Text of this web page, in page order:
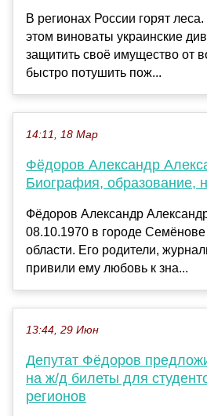
В регионах России горят
этом виноваты украинские
защитить своё имущество от
быстро потушить пож...
14:11, 18 Мар
Фёдоров Александр
Биография, образование,
Фёдоров Александр
08.10.1970 в городе
области. Его родители,
привили ему любовь к зна...
13:44, 29 Июн
Депутат Фёдоров
на ж/д билеты для
регионов